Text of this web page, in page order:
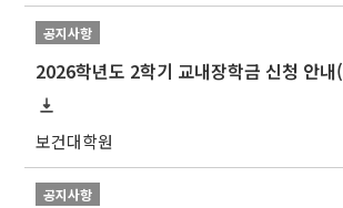
공지사항
2026학년도 2학기 교내장학금 신청 안
보건대학원
공지사항